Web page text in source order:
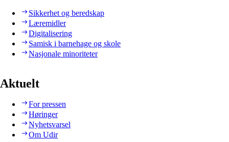
Sikkerhet og beredskap
Læremidler
Digitalisering
Samisk i barnehage og skole
Nasjonale minoriteter
Aktuelt
For pressen
Høringer
Nyhetsvarsel
Om Udir